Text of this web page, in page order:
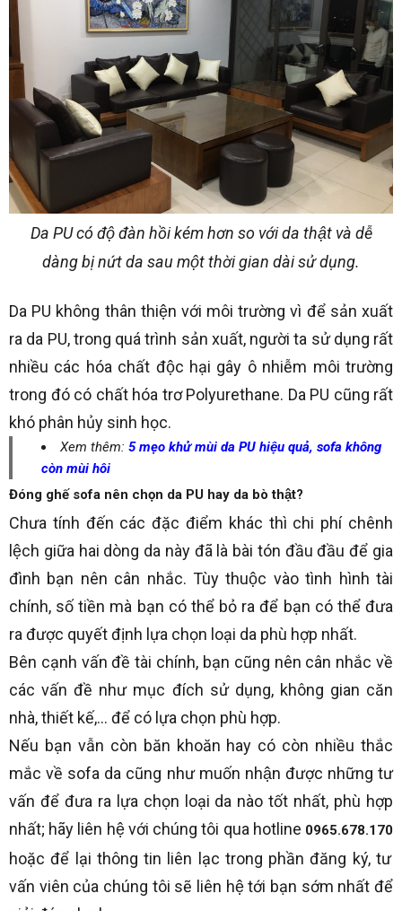
Da PU có độ đàn hồi kém hơn so với da thật và dễ
dàng bị nứt da sau một thời gian dài sử dụng.
Da PU không thân thiện với môi trường vì để sản xuất
ra da PU, trong quá trình sản xuất, người ta sử dụng rất
nhiều các hóa chất độc hại gây ô nhiễm môi trường
trong đó có chất hóa trơ Polyurethane. Da PU cũng rất
khó phân hủy sinh học.
Xem thêm: 5 mẹo khử mùi da PU hiệu quả, sofa không
còn mùi hôi
Đóng ghế sofa nên chọn da PU hay da bò thật?
Chưa tính đến các đặc điểm khác thì chi phí chênh
lệch giữa hai dòng da này đã là bài tón đầu đầu để gia
đình bạn nên cân nhắc. Tùy thuộc vào tình hình tài
chính, số tiền mà bạn có thể bỏ ra để bạn có thể đưa
ra được quyết định lựa chọn loại da phù hợp nhất.
Bên cạnh vấn đề tài chính, bạn cũng nên cân nhắc về
các vấn đề như mục đích sử dụng, không gian căn
nhà, thiết kế,… để có lựa chọn phù hợp.
Nếu bạn vẫn còn băn khoăn hay có còn nhiều thắc
mắc về sofa da cũng như muốn nhận được những tư
vấn để đưa ra lựa chọn loại da nào tốt nhất, phù hợp
nhất; hãy liên hệ với chúng tôi qua hotline 0965.678.170
hoặc để lại thông tin liên lạc trong phần đăng ký, tư
vấn viên của chúng tôi sẽ liên hệ tới bạn sớm nhất để